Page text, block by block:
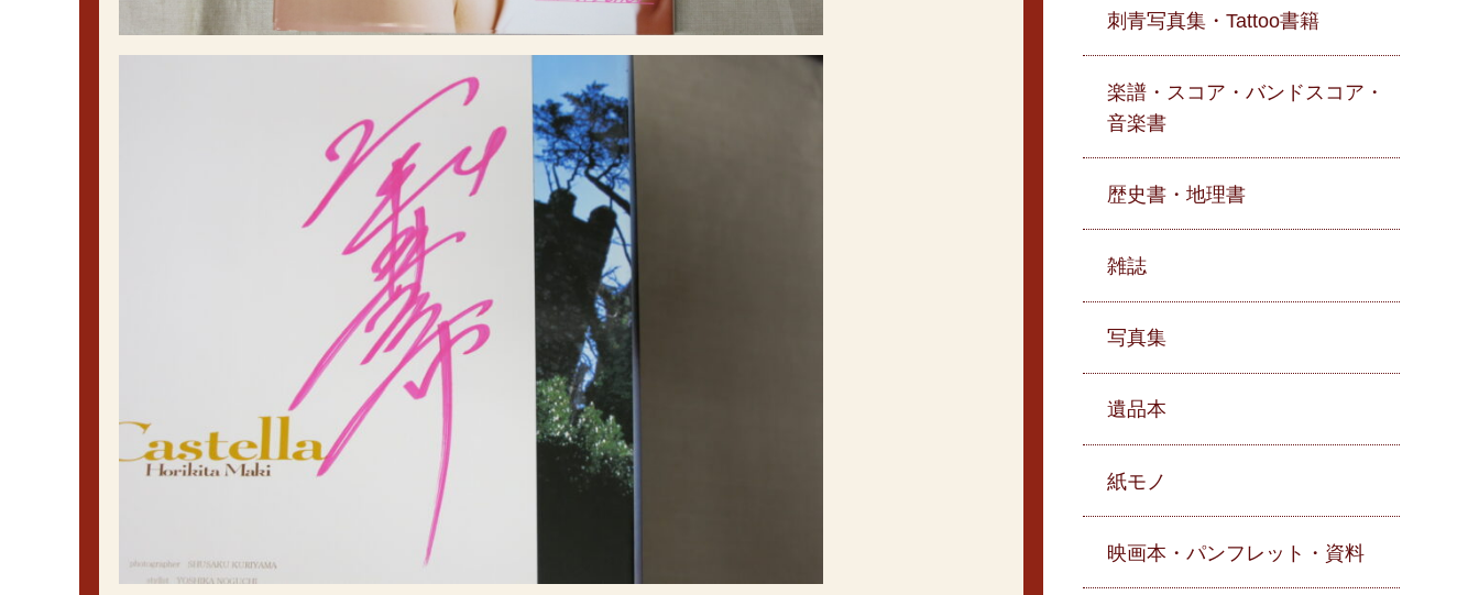
刺青写真集・Tattoo書籍
楽譜・スコア・バンドスコア・
音楽書
歴史書・地理書
雑誌
写真集
遺品本
紙モノ
映画本・パンフレット・資料